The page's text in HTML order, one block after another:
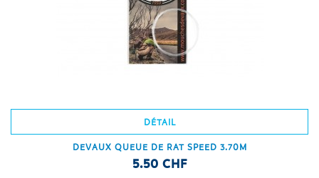
DÉTAIL
DEVAUX QUEUE DE RAT SPEED 3.70M
5.50 CHF